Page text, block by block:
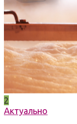
2
Актуально